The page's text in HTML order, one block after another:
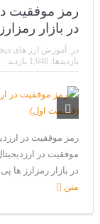
رمز موفقیت
در بازار
در: آموزش ارز های
بازدیدها: 1,648 بازدید
رمز موفقیت در
موفقیت در
در بازار رمزارز ها
متن